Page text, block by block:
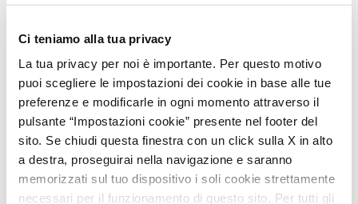
Ci teniamo alla tua privacy
La tua privacy per noi è importante. Per questo motivo
puoi scegliere le impostazioni dei cookie in base alle tue
preferenze e modificarle in ogni momento attraverso il
pulsante “Impostazioni cookie” presente nel footer del
sito. Se chiudi questa finestra con un click sulla X in alto
a destra, proseguirai nella navigazione e saranno
memorizzati sul tuo dispositivo i soli cookie strettamente
necessari per il funzionamento di questo sito. Per tutti gli
photo_camera Attrazioni
Parco
dell’Orecchiella
photo_camera Attrazioni
Parco Nazionale
dell’Appennino
Tosco-Emiliano
Idee map Vedi su mappa